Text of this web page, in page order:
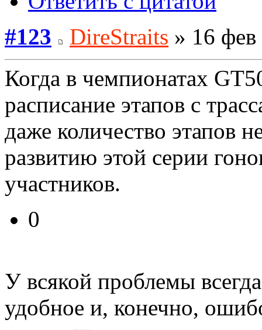
#123
DireStraits » 16
Когда в чемпионатах
расписание этапов с
даже количество этапов
развитию этой серии
участников.
0
У всякой проблемы
удобное и, конечно,